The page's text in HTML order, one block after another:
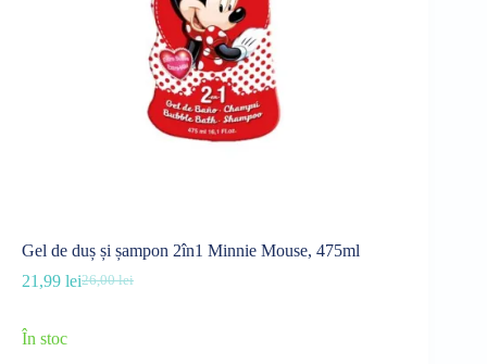
Gel de duș și șampon 2în1 Minnie Mouse, 475ml
26,00lei
Prețul
21,99 leiPrețul
În stoc